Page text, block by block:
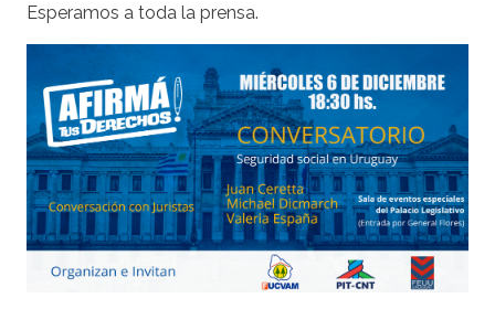
Esperamos a toda la prensa.